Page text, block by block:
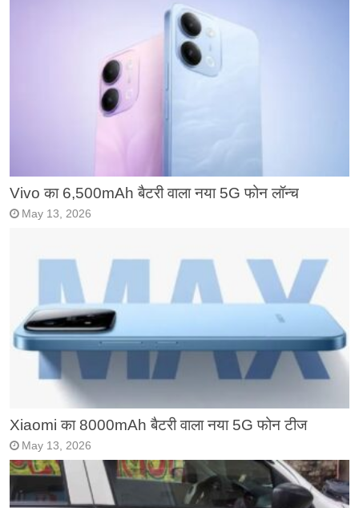
Vivo का 6,500mAh बैटरी वाला नया 5G फोन लॉन्च
May 13, 2026
Xiaomi का 8000mAh बैटरी वाला नया 5G फोन टीज
May 13, 2026